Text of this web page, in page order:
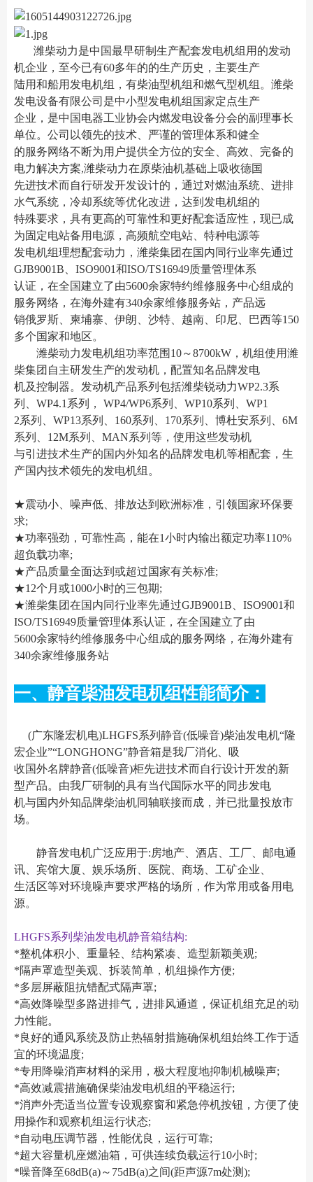
潍柴动力是中国最早研制生产配套发电机组用的发动
机企业，至今已有60多年的的生产历史，主要生产
陆用和船用发电机组，有柴油型机组和燃气型机组。潍柴
发电设备有限公司是中小型发电机组国家定点生产
企业，是中国电器工业协会内燃发电设备分会的副理事长
单位。公司以领先的技术、严谨的管理体系和健全
的服务网络不断为用户提供全方位的安全、高效、完备的
电力解决方案,潍柴动力在原柴油机基础上吸收德国
先进技术而自行研发开发设计的，通过对燃油系统、进排
水气系统，冷却系统等优化改进，达到发电机组的
特殊要求，具有更高的可靠性和更好配套适应性，现已成
为固定电站备用电源，高频航空电站、特种电源等
发电机组理想配套动力，潍柴集团在国内同行业率先通过
GJB9001B、ISO9001和ISO/TS16949质量管理体系
认证，在全国建立了由5600余家特约维修服务中心组成的
服务网络，在海外建有340余家维修服务站，产品远
销俄罗斯、柬埔寨、伊朗、沙特、越南、印尼、巴西等150
多个国家和地区。
潍柴动力发电机组功率范围10～8700kW，机组使用潍
柴集团自主研发生产的发动机，配置知名品牌发电
机及控制器。发动机产品系列包括潍柴锐动力WP2.3系
列、WP4.1系列， WP4/WP6系列、WP10系列、WP1
2系列、WP13系列、160系列、170系列、博杜安系列、6M
系列、12M系列、MAN系列等，使用这些发动机
与引进技术生产的国内外知名的品牌发电机等相配套，生
产国内技术领先的发电机组。
★震动小、噪声低、排放达到欧洲标准，引领国家环保要
求;
★功率强劲，可靠性高，能在1小时内输出额定功率110%
超负载功率;
★产品质量全面达到或超过国家有关标准;
★12个月或1000小时的三包期;
★潍柴集团在国内同行业率先通过GJB9001B、ISO9001和
ISO/TS16949质量管理体系认证，在全国建立了由
5600余家特约维修服务中心组成的服务网络，在海外建有
340余家维修服务站
一、静音柴油发电机组性能简介：
(广东隆宏机电)LHGFS系列静音(低噪音)柴油发电机“隆
宏企业”“LONGHONG”静音箱是我厂消化、吸
收国外名牌静音(低噪音)柜先进技术而自行设计开发的新
型产品。由我厂研制的具有当代国际水平的同步发电
机与国内外知品牌柴油机同轴联接而成，并已批量投放市
场。
静音发电机广泛应用于:房地产、酒店、工厂、邮电通
讯、宾馆大厦、娱乐场所、医院、商场、工矿企业、
生活区等对环境噪声要求严格的场所，作为常用或备用电
源。
LHGFS系列柴油发电机静音箱结构:
*整机体积小、重量轻、结构紧凑、造型新颖美观;
*隔声罩造型美观、拆装简单，机组操作方便;
*多层屏蔽阻抗错配式隔声罩;
*高效降噪型多路进排气，进排风通道，保证机组充足的动
力性能。
*良好的通风系统及防止热辐射措施确保机组始终工作于适
宜的环境温度;
*专用降噪消声材料的采用，极大程度地抑制机械噪声;
*高效减震措施确保柴油发电机组的平稳运行;
*消声外壳适当位置专设观察窗和紧急停机按钮，方便了使
用操作和观察机组运行状态;
*自动电压调节器，性能优良，运行可靠;
*超大容量机座燃油箱，可供连续负载运行10小时;
*噪音降至68dB(a)～75dB(a)之间(距声源7m处测);